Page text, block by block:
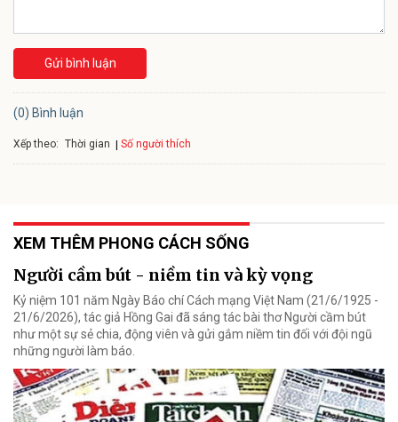
Gửi bình luận
(0) Bình luận
Xếp theo: Thời gian Số người thích
XEM THÊM PHONG CÁCH SỐNG
Người cầm bút - niềm tin và kỳ vọng
Kỷ niệm 101 năm Ngày Báo chí Cách mạng Việt Nam (21/6/1925 -
21/6/2026), tác giả Hồng Gai đã sáng tác bài thơ Người cầm bút
như một sự sẻ chia, động viên và gửi gắm niềm tin đối với đội ngũ
những người làm báo.